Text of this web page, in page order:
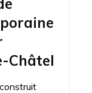
Châtel